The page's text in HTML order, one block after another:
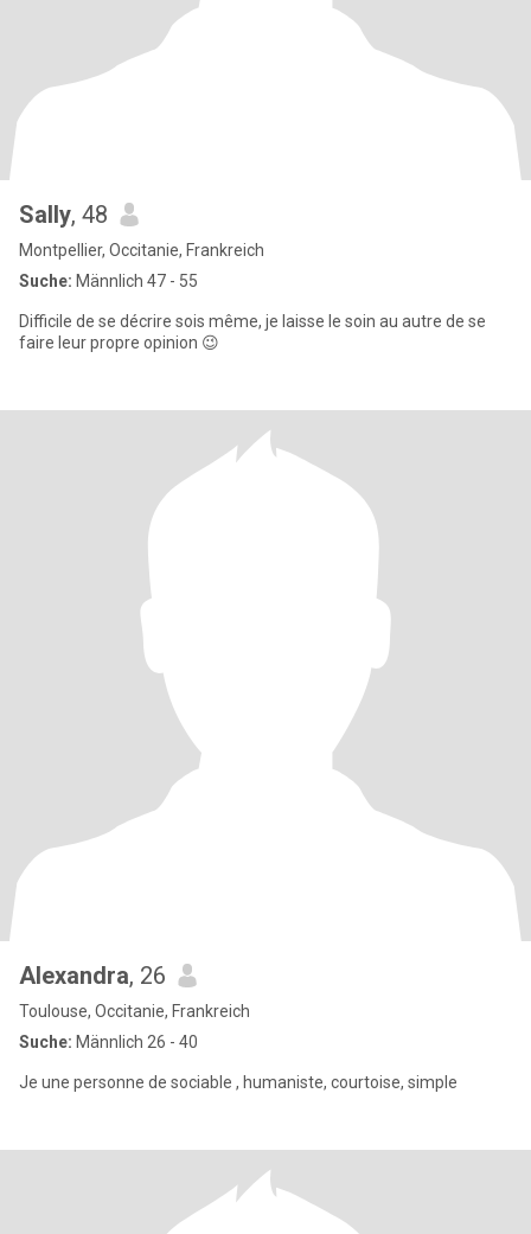
Sally, 48
Montpellier, Occitanie, Frankreich
Suche: Männlich 47 - 55
Difficile de se décrire sois même, je laisse le soin au autre de se
faire leur propre opinion 😉
Alexandra, 26
Toulouse, Occitanie, Frankreich
Suche: Männlich 26 - 40
Je une personne de sociable , humaniste, courtoise, simple